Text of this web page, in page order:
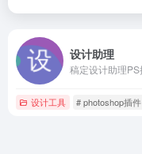
设计助理
设计工具 # photoshop插件